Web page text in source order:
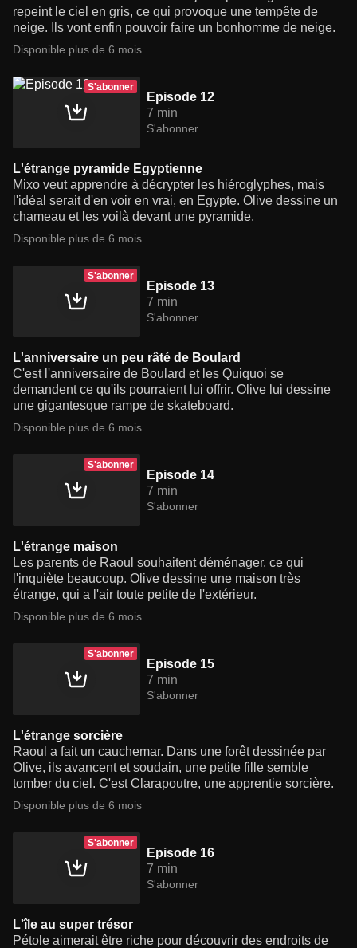
repeint le ciel en gris, ce qui provoque une tempête de
neige. Ils vont enfin pouvoir faire un bonhomme de neige.
Disponible plus de 6 mois
S'abonner
Episode 12
7 min
S'abonner
L'étrange pyramide Egyptienne
Mixo veut apprendre à décrypter les hiéroglyphes, mais
l'idéal serait d'en voir en vrai, en Egypte. Olive dessine un
chameau et les voilà devant une pyramide.
Disponible plus de 6 mois
S'abonner
Episode 13
7 min
S'abonner
L'anniversaire un peu râté de Boulard
C'est l'anniversaire de Boulard et les Quiquoi se
demandent ce qu'ils pourraient lui offrir. Olive lui dessine
une gigantesque rampe de skateboard.
Disponible plus de 6 mois
S'abonner
Episode 14
7 min
S'abonner
L'étrange maison
Les parents de Raoul souhaitent déménager, ce qui
l'inquiète beaucoup. Olive dessine une maison très
étrange, qui a l'air toute petite de l'extérieur.
Disponible plus de 6 mois
S'abonner
Episode 15
7 min
S'abonner
L'étrange sorcière
Raoul a fait un cauchemar. Dans une forêt dessinée par
Olive, ils avancent et soudain, une petite fille semble
tomber du ciel. C'est Clarapoutre, une apprentie sorcière.
Disponible plus de 6 mois
S'abonner
Episode 16
7 min
S'abonner
L'île au super trésor
Pétole aimerait être riche pour découvrir des endroits de